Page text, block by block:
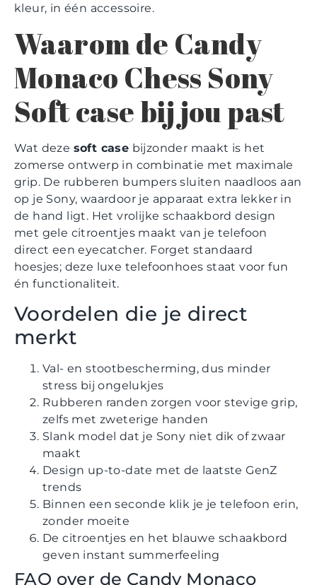
kleur, in één accessoire.
Waarom de Candy
Monaco Chess Sony
Soft case bij jou past
Wat deze soft case bijzonder maakt is het
zomerse ontwerp in combinatie met maximale
grip. De rubberen bumpers sluiten naadloos aan
op je Sony, waardoor je apparaat extra lekker in
de hand ligt. Het vrolijke schaakbord design
met gele citroentjes maakt van je telefoon
direct een eyecatcher. Forget standaard
hoesjes; deze luxe telefoonhoes staat voor fun
én functionaliteit.
Voordelen die je direct
merkt
Val- en stootbescherming, dus minder
stress bij ongelukjes
Rubberen randen zorgen voor stevige grip,
zelfs met zweterige handen
Slank model dat je Sony niet dik of zwaar
maakt
Design up-to-date met de laatste GenZ
trends
Binnen een seconde klik je je telefoon erin,
zonder moeite
De citroentjes en het blauwe schaakbord
geven instant summerfeeling
FAQ over de Candy Monaco